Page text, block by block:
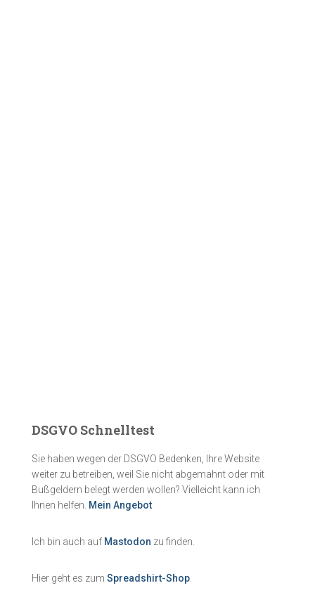
DSGVO Schnelltest
Sie haben wegen der DSGVO Bedenken, Ihre Website
weiter zu betreiben, weil Sie nicht abgemahnt oder mit
Bußgeldern belegt werden wollen? Vielleicht kann ich
Ihnen helfen. Mein Angebot
Ich bin auch auf Mastodon zu finden.
Hier geht es zum Spreadshirt-Shop